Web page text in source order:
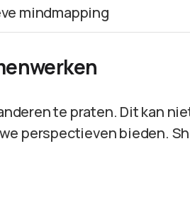
mindmapping
te praten. Dit kan
perspectieven bieden.